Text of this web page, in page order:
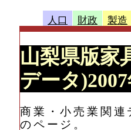
人口 財政 製造
山梨県版家
データ
商業・小売業関
のページ。